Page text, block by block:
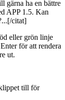
gärna ha en bättre
APP 1.5. Kan
citat]
eller grön linje
för att rendera
ut.
till för